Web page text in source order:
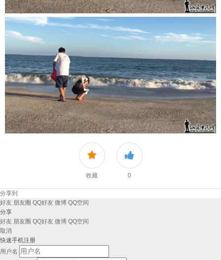
收藏 0
分享到
好友 朋友圈 QQ好友 微博 QQ空间
分享
好友 朋友圈 QQ好友 微博 QQ空间
取消
快速手机注册
用户名